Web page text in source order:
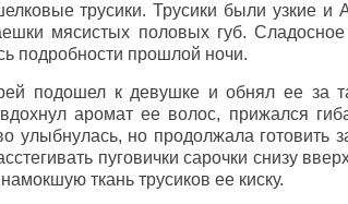
трусики. Трусики были узкие и
мясистых половых губ.
подробности прошлой ночи.
подошел к девушке и обнял ее за
аромат ее волос, прижался
улыбнулась, но продолжала готовить
пуговички сарочки снизу
ткань трусиков ее киску.